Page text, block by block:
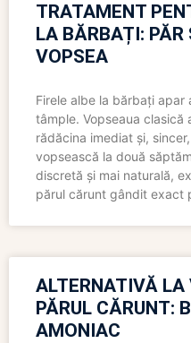
TRATAMENT
LA BĂRBAȚI: PĂR
VOPSEA
Firele albe la bărbați apar
tâmple. Vopseaua clasică
rădăcina imediat și,
vopsească la două
discretă și mai naturală,
părul cărunt gândit exact
ALTERNATIVĂ LA
PĂRUL CĂRUNT:
AMONIAC